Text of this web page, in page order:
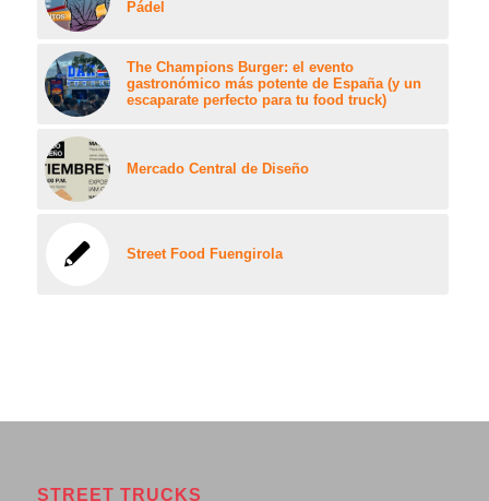
Pádel
The Champions Burger: el evento
gastronómico más potente de España (y un
escaparate perfecto para tu food truck)
Mercado Central de Diseño
Street Food Fuengirola
STREET TRUCKS